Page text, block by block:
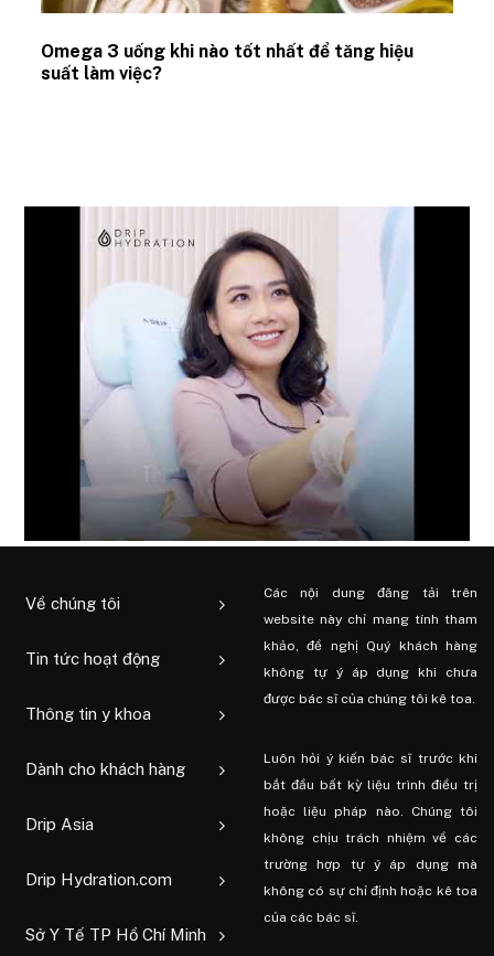
Omega 3 uống khi nào tốt nhất để tăng hiệu
suất làm việc?
Về chúng tôi
Tin tức hoạt động
Thông tin y khoa
Dành cho khách hàng
Drip Asia
Drip Hydration.com
Sở Y Tế TP Hồ Chí Minh
Các nội dung đăng tải trên
website này chỉ mang tính tham
khảo, đề nghị Quý khách hàng
không tự ý áp dụng khi chưa
được bác sĩ của chúng tôi kê toa.
Luôn hỏi ý kiến ​​bác sĩ trước khi
bắt đầu bất kỳ liệu trình điều trị
hoặc liệu pháp nào. Chúng tôi
không chịu trách nhiệm về các
trường hợp tự ý áp dụng mà
không có sự chỉ định hoặc kê toa
của các bác sĩ.